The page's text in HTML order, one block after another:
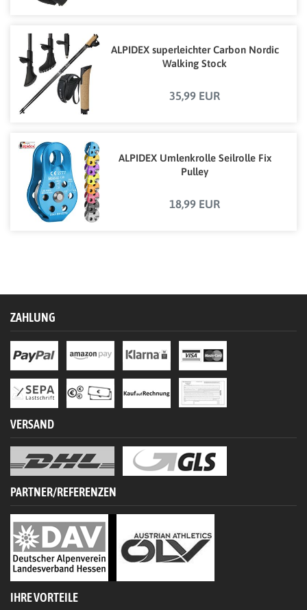
ALPIDEX superleichter Carbon Nordic
Walking Stock
35,99 EUR
ALPIDEX Umlenkrolle Seilrolle Fix
Pulley
18,99 EUR
ZAHLUNG
VERSAND
PARTNER/REFERENZEN
IHRE VORTEILE